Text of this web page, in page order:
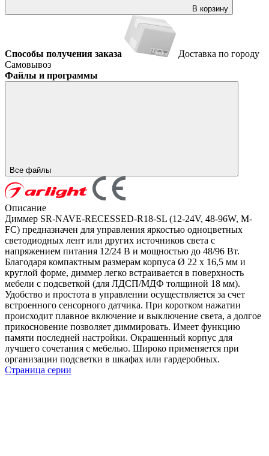
В корзину
Способы получения заказа
Доставка по городу
Самовывоз
Файлы и программы
Все файлы
Описание
Диммер SR-NAVE-RECESSED-R18-SL (12-24V, 48-96W, M-
FC) предназначен для управления яркостью одноцветных
светодиодных лент или других источников света с
напряжением питания 12/24 В и мощностью до 48/96 Вт.
Благодаря компактным размерам корпуса Ø 22 х 16,5 мм и
круглой форме, диммер легко встраивается в поверхность
мебели с подсветкой (для ЛДСП/МДФ толщиной 18 мм).
Удобство и простота в управлении осуществляется за счет
встроенного сенсорного датчика. При коротком нажатии
происходит плавное включение и выключение света, а долгое
прикосновение позволяет диммировать. Имеет функцию
памяти последней настройки. Окрашенный корпус для
лучшего сочетания с мебелью. Широко применяется при
организации подсветки в шкафах или гардеробных.
Страница серии